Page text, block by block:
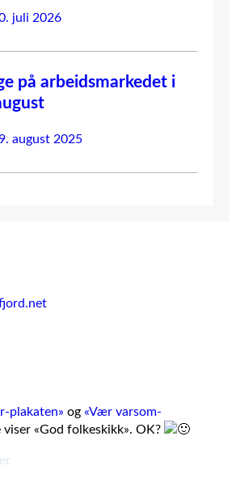
juli 2026
på arbeidsmarkedet i
august 2025
plakaten» og «Vær varsom-
viser «God folkeskikk». OK?